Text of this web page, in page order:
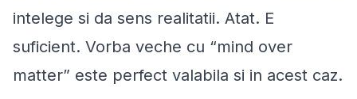
intelege si da sens realitatii. Atat. E
suficient. Vorba veche cu “mind over
matter” este perfect valabila si in acest caz.